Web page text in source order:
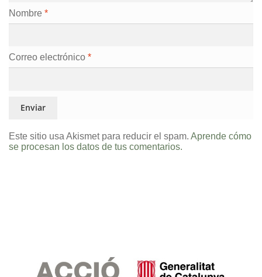
Nombre *
Correo electrónico *
Este sitio usa Akismet para reducir el spam. Aprende cómo
se procesan los datos de tus comentarios.